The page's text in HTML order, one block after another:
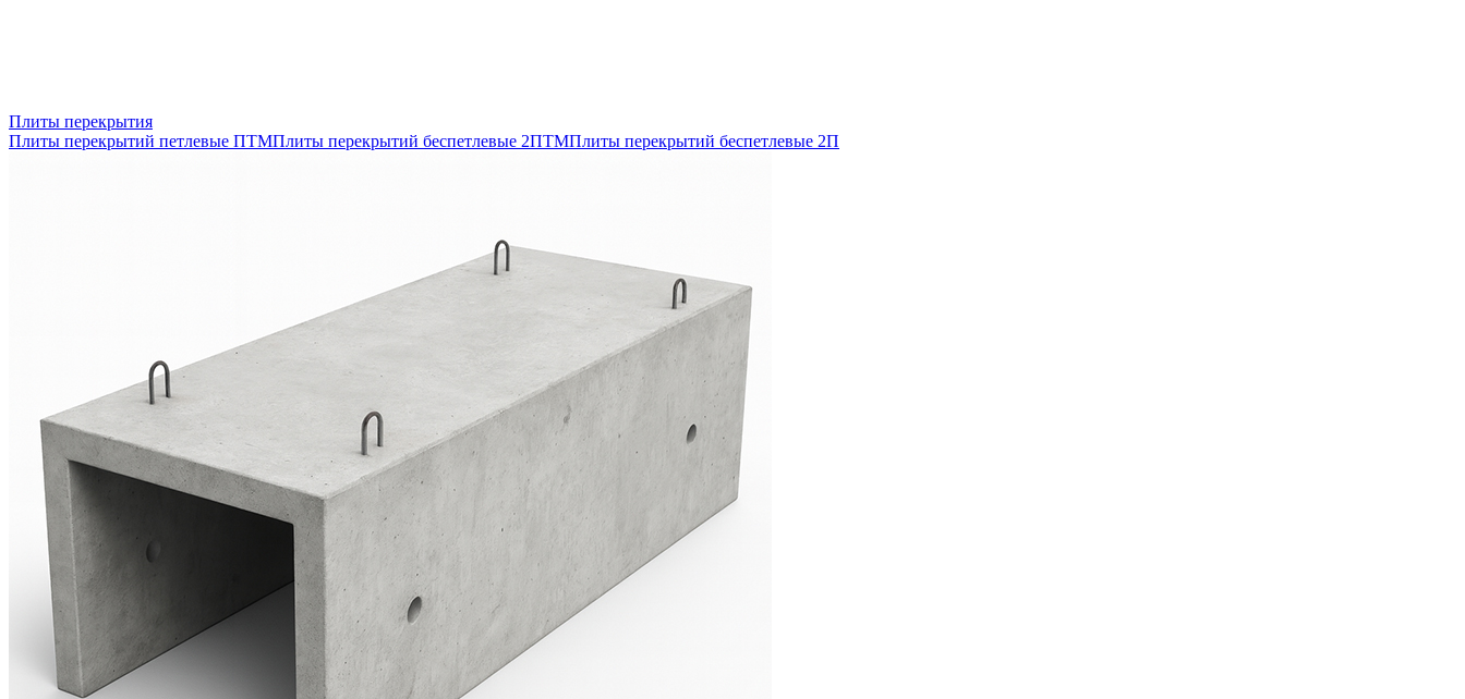
Плиты перекрытия
Плиты перекрытий петлевые ПТМПлиты перекрытий беспетлевые 2ПТМПлиты перекрытий беспетлевые 2П